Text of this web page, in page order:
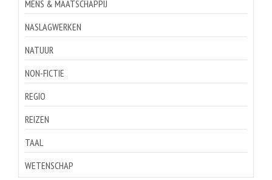
MENS & MAATSCHAPPIJ
NASLAGWERKEN
NATUUR
NON-FICTIE
REGIO
REIZEN
TAAL
WETENSCHAP